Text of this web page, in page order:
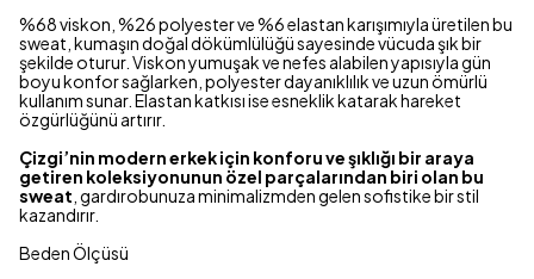
%68 viskon, %26 polyester ve %6 elastan karışımıyla üretilen bu
sweat, kumaşın doğal dökümlülüğü sayesinde vücuda şık bir
şekilde oturur. Viskon yumuşak ve nefes alabilen yapısıyla gün
boyu konfor sağlarken, polyester dayanıklılık ve uzun ömürlü
kullanım sunar. Elastan katkısı ise esneklik katarak hareket
özgürlüğünü artırır.
Çizgi’nin modern erkek için konforu ve şıklığı bir araya
getiren koleksiyonunun özel parçalarından biri olan bu
sweat , gardırobunuza minimalizmden gelen sofistike bir stil
kazandırır.
Beden Ölçüsü